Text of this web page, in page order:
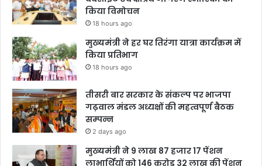
किया विमोचन
18 hours ago
मुख्यमंत्री ने हर घर तिरंगा यात्रा कार्यक्रम में
किया प्रतिभाग
18 hours ago
तीसरी बार सरकार के संकल्प पर भाजपा
गढ़वाल मंडल अध्यक्षों की महत्वपूर्ण बैठक
सम्पन्न
2 days ago
मुख्यमंत्री ने 9 लाख 87 हजार 17 पेंशन
लाभार्थियों को 146 करोड़ 32 लाख की पेंशन